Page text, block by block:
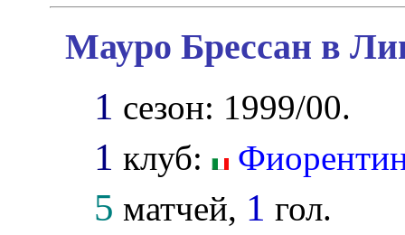
Мауро Брессан в
1 сезон: 1999/00.
1 клуб:
5 матчей, 1 гол.